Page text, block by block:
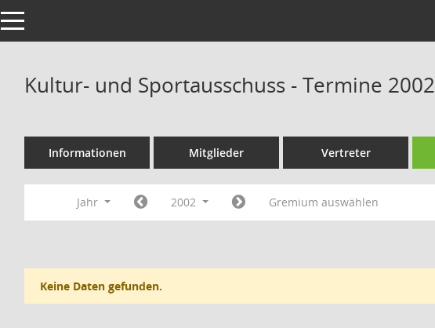
Toggle navigation
Kultur- und Sportausschuss - Termine 2002
Informationen Mitglieder Vertreter
Jahr 2002 Gremium auswählen
Keine Daten gefunden.